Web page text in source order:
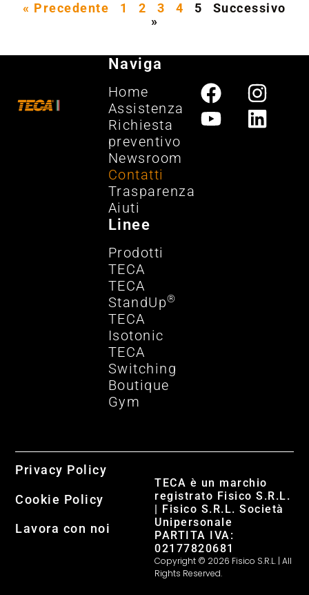
« Precedente 1 2 3 4 5
Successivo
»
Naviga
Home
Assistenza
Richiesta
preventivo
Newsroom
Contatti
Trasparenza
Aiuti
Linee
Prodotti
TECA
TECA
StandUp®
TECA
Isotonic
TECA
Switching
Boutique
Gym
TECA è un marchio
registrato Fisico S.R.L.
| Fisico S.R.L. Società
Unipersonale
PARTITA IVA:
02177820681
Copyright © 2026 Fisico S.R.L. | All
Rights Reserved.
Privacy Policy
Cookie Policy
Lavora con noi